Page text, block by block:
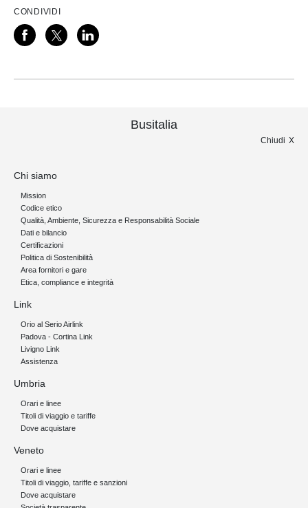
CONDIVIDI
Busitalia
Chiudi
Chi siamo
Mission
Codice etico
Qualità, Ambiente, Sicurezza e Responsabilità Sociale
Dati e bilancio
Certificazioni
Politica di Sostenibilità
Area fornitori e gare
Etica, compliance e integrità
Link
Orio al Serio Airlink
Padova - Cortina Link
Livigno Link
Assistenza
Umbria
Orari e linee
Titoli di viaggio e tariffe
Dove acquistare
Veneto
Orari e linee
Titoli di viaggio, tariffe e sanzioni
Dove acquistare